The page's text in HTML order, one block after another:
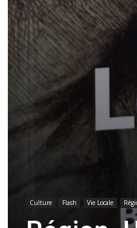
Culture Flash Vie Locale